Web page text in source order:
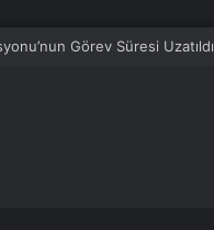
Görev Süresi Uzatıldı